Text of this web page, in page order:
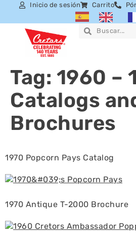
Inicio de sesión Carrito
Tag: 1960 –
Catalogs
Brochures
1970 Popcorn Pays Catalog
1970 Antique T-2000 Brochure